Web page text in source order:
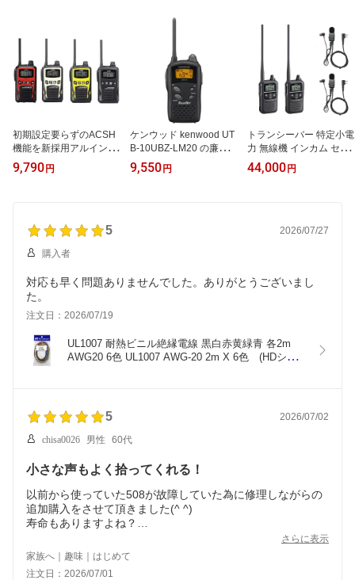
初期設定要らずのACSH
機能を新採用アルインコ
トランシーバー 特定小電
力無線機 無線機 インカ
互通話 アルインコ DJ-P
ル 対応モデル レジャー
9,790 円
ケンウッド kenwood UT
B-10UBZ-LM20 の廉価版
無線機 インカム 無線
9,550 円
トランシーバー 特定小電
力 無線機 インカム セッ
ト 同時通話アイコム IC-
4188D × 2台 ＋ 同時通話
44,000 円
5 2026/07/27
購入者
対応も早く問題ありませんでした。ありがとうございまし
た。
注文日：2026/07/19
UL1007 耐熱ビニル絶縁電線 黒白赤黄緑青 各2m
AWG20 6色 UL1007 AWG-20 2m X 6色　(HDシリ
5 2026/07/02
chisa0026 男性 60代
小さな声もよく拾ってくれる！
以前から使っていた508が故障していた為に修理しながらの
追加購入をさせて頂きました(^ ^)
寿命もありますよね？
初期ミスでのご対応に感謝申し上げます。m(_ _)m
ありがとうございます。
さらに表示
家族へ｜趣味｜はじめて
注文日：2026/07/01